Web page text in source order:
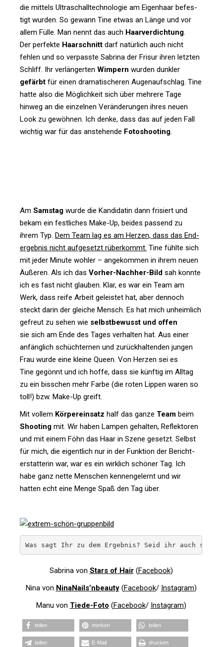
die mit­tels Ultra­schall­tech­no­logie am Eigen­haar befes­
tigt wurden. So gewann Tine etwas an Länge und vor
allem Fülle. Man nennt das auch Haar­ver­dich­tung.
Der per­fekte Haar­schnitt darf natür­lich auch nicht
fehlen und so ver­passte Sabrina der Frisur ihren letzten
Schliff. Ihr ver­län­gerten Wim­pern wurden dunkler
gefärbt für einen dra­ma­ti­scheren Augen­auf­schlag. Tine
hatte also die Mög­lich­keit sich über meh­rere Tage
hinweg an die ein­zelnen Ver­än­de­rungen ihres neuen
Look zu gewöhnen. Ich denke, dass das auf jeden Fall
wichtig war für das anste­hende Foto­shoo­ting.
Am Samstag wurde die Kan­di­datin dann fri­siert und
bekam ein fest­li­ches Make-Up, beides pas­send zu
ihrem Typ. Dem Team lag es am Herzen, dass das End­
ergebnis nicht auf­ge­setzt rüber­kommt. Tine fühlte sich
mit jeder Minute wohler – ange­kommen in ihrem neuen
Äußeren. Als ich das Vorher-Nachher-Bild sah konnte
ich es fast nicht glauben. Klar, es war ein Team am
Werk, dass reife Arbeit geleistet hat, aber den­noch
steckt darin der gleiche Mensch. Es hat mich unheim­lich
gefreut zu sehen wie selbst­be­wusst und offen
sie sich am Ende des Tages ver­halten hat. Aus einer
anfäng­lich schüch­ternen und zurück­hal­tenden jungen
Frau wurde eine kleine Queen. Von Herzen sei es
Tine gegönnt und ich hoffe, dass sie künftig im Alltag
zu ein biss­chen mehr Farbe (die roten Lippen waren so
toll!) bzw. Make-Up greift.
Mit vollem Kör­per­ein­satz half das ganze Team beim
Shoo­ting mit. Wir haben Lampen gehalten, Reflek­toren
und mit einem Föhn das Haar in Szene gesetzt. Selbst
für mich, die eigent­lich nur in der Funk­tion der Bericht­
erstat­terin war, war es ein wirk­lich schöner Tag. Ich
habe ganz nette Men­schen ken­nen­ge­lernt und wir
hatten echt eine Menge Spaß den Tag über.
Was sagt Ihr zu dem Ergebnis? Seid ihr auch so
Sabrina von Stars of Hair(Face­book)
Nina von NinaNails’nbeauty(Face­book/ Insta­gram)
Manu von Tiede-Foto (Face­book/ Insta­gram)
teilen merken teilen
teilen E‑Mail dru­cken